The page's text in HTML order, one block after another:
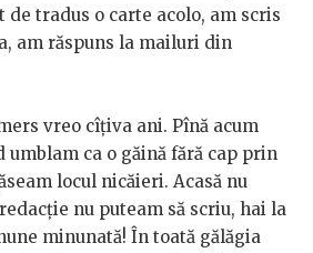
de tradus o carte acolo, am scris
am răspuns la mailuri din
vreo cîțiva ani. Pînă acum
ca o găină fără cap prin
locul nicăieri. Acasă nu
nu puteam să scriu, hai la
minunată! În toată gălăgia